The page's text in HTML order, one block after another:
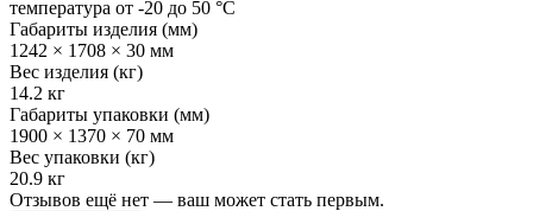
температура от -20 до 50 °C
Габариты изделия (мм)
1242 × 1708 × 30 мм
Вес изделия (кг)
14.2 кг
Габариты упаковки (мм)
1900 × 1370 × 70 мм
Вес упаковки (кг)
20.9 кг
Отзывов ещё нет — ваш может стать первым.